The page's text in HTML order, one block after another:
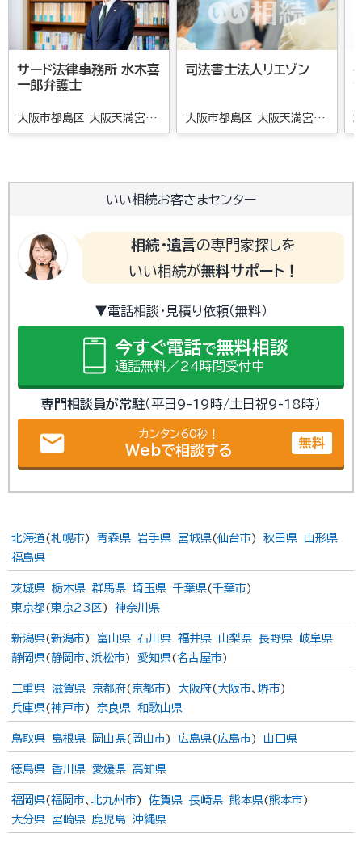
サード法律事務所 水木喜
一郎弁護士
大阪市都島区 大阪天満宮/
南森町駅
司法書士法人リエゾン
大阪市都島区 大阪天満宮/
南森町駅
いい相続お客さまセンター
相続・遺言の専門家探しを
いい相続が無料サポート！
▼電話相談・見積り依頼（無料）
今すぐ電話で無料相談
通話無料／24時間受付中
専門相談員が常駐（平日9-19時/土日祝9-18時）
email カンタン60秒！
Webで相談する 無料
北海道(札幌市) 青森県 岩手県 宮城県(仙台市) 秋田県
山形県
福島県
茨城県 栃木県 群馬県 埼玉県 千葉県(千葉市)
東京都( 東京23区 ) 神奈川県
新潟県(新潟市) 富山県 石川県 福井県 山梨県 長野県
岐阜県
静岡県(静岡市、 浜松市) 愛知県(名古屋市)
三重県 滋賀県 京都府( 京都市) 大阪府( 大阪市、 堺市)
兵庫県(神戸市) 奈良県 和歌山県
鳥取県 島根県 岡山県( 岡山市) 広島県( 広島市) 山口県
徳島県 香川県 愛媛県 高知県
福岡県(福岡市、 北九州市) 佐賀県 長崎県 熊本県(熊本市)
大分県
宮崎県 鹿児島 沖縄県